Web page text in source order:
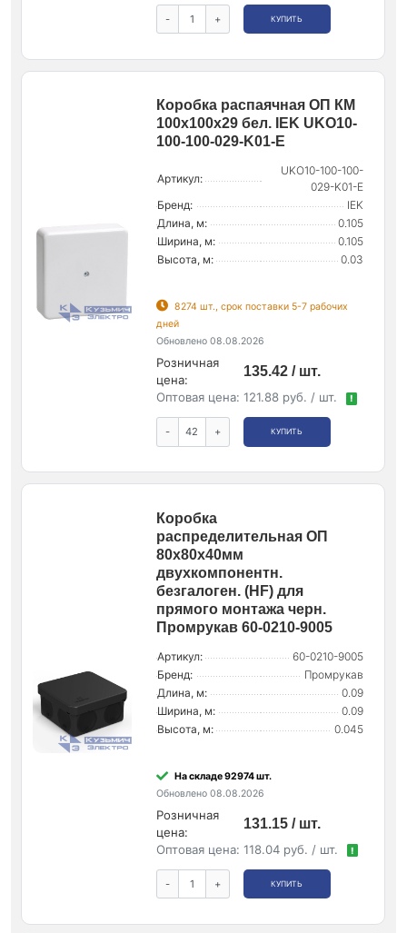
- + КУПИТЬ
Коробка распаячная ОП КМ
100х100х29 бел. IEK UKO10-
100-100-029-K01-E
Артикул:
UKO10-100-100-
029-K01-E
Бренд:
IEK
Длина, м:
0.105
Ширина, м:
0.105
Высота, м:
0.03
8274 шт., срок поставки 5-7 рабочих
дней
Обновлено 08.08.2026
Розничная
цена:
135.42 / шт.
Оптовая цена: 121.88 руб. / шт. !
- + КУПИТЬ
Коробка
распределительная ОП
80х80х40мм
двухкомпонентн.
безгалоген. (HF) для
прямого монтажа черн.
Промрукав 60-0210-9005
Артикул:
60-0210-9005
Бренд:
Промрукав
Длина, м:
0.09
Ширина, м:
0.09
Высота, м:
0.045
На складе 92974 шт.
Обновлено 08.08.2026
Розничная
цена:
131.15 / шт.
Оптовая цена: 118.04 руб. / шт. !
- + КУПИТЬ